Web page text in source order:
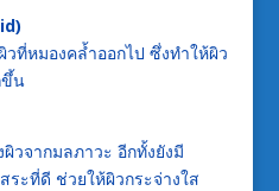
ที่หมองคล้ำออกไป ซึ่งทำให้ผิว
ขึ้น
วจากมลภาวะ อีกทั้งยังมี
ะที่ดี ช่วยให้ผิวกระจ่างใส